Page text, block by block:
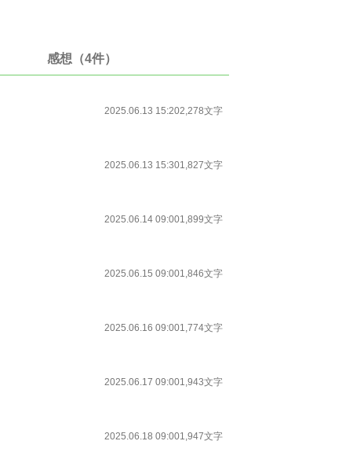
感想（4件）
2025.06.13 15:202,278文字
2025.06.13 15:301,827文字
2025.06.14 09:001,899文字
2025.06.15 09:001,846文字
2025.06.16 09:001,774文字
2025.06.17 09:001,943文字
2025.06.18 09:001,947文字